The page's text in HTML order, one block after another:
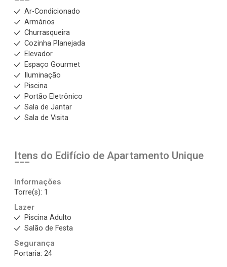
Ar-Condicionado
Armários
Churrasqueira
Cozinha Planejada
Elevador
Espaço Gourmet
Iluminação
Piscina
Portão Eletrônico
Sala de Jantar
Sala de Visita
Itens do Edifício de Apartamento Unique
Informações
Torre(s): 1
Lazer
Piscina Adulto
Salão de Festa
Segurança
Portaria: 24